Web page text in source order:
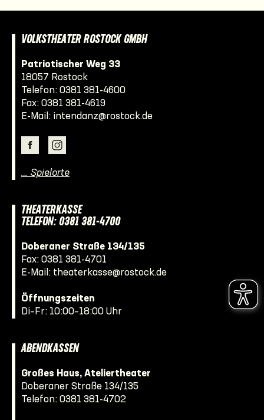
VOLKSTHEATER ROSTOCK GMBH
Patriotischer Weg 33
18057 Rostock
Telefon: 0381 381-4600
Fax: 0381 381-4619
E-Mail: intendanz@rostock.de
… Spielorte
THEATERKASSE
TELEFON: 0381 381-4700
Doberaner Straße 134/135
Fax: 0381 381-4701
E-Mail: theaterkasse@rostock.de
Öffnungszeiten
Di–Fr: 10:00–18:00 Uhr
ABENDKASSEN
Großes Haus, Ateliertheater
Doberaner Straße 134/135
Telefon: 0381 381-4702